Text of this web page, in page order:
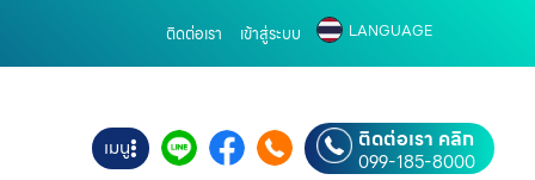
ติดต่อเรา เข้าสู่ระบบ LANGUAGE
เมนู ติดต่อเรา คลิก
099-185-8000